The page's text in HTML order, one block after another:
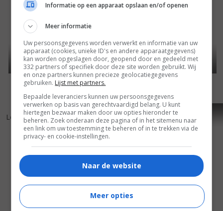
7,7
Love Affair (1939) 7,9
Dodsworth (1936)
Informatie op een apparaat opslaan en/of openen
Meer informatie
Uw persoonsgegevens worden verwerkt en informatie van uw
apparaat (cookies, unieke ID's en andere apparaatgegevens)
kan worden opgeslagen door, geopend door en gedeeld met
332 partners of specifiek door deze site worden gebruikt. Wij
en onze partners kunnen precieze geolocatiegegevens
gebruiken. Lijst met partners.
Bepaalde leveranciers kunnen uw persoonsgegevens
verwerken op basis van gerechtvaardigd belang. U kunt
hiertegen bezwaar maken door uw opties hieronder te
beheren. Zoek onderaan deze pagina of in het sitemenu naar
een link om uw toestemming te beheren of in te trekken via de
privacy- en cookie-instellingen.
Naar de website
Meer opties